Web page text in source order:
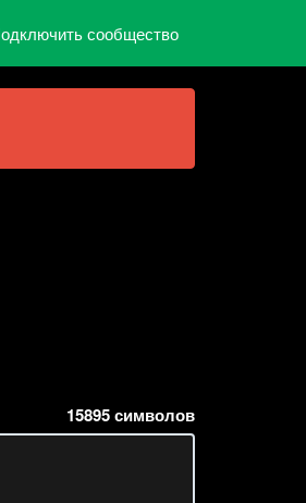
сообщество
15895символов